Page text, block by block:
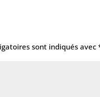
sont indiqués avec